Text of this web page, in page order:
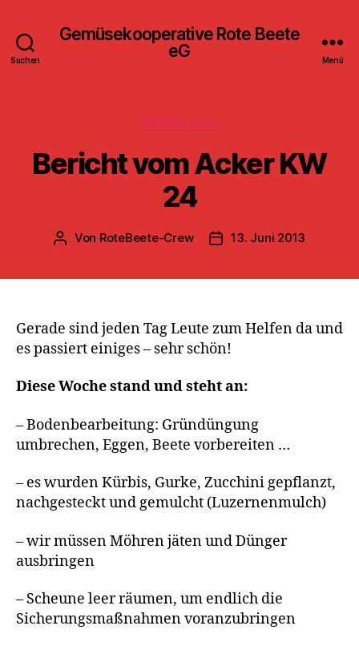
Suchen
Gemüsekooperative Rote Beete
eG
Menü
Kategorien
ÖFFENTLICH
Bericht vom Acker KW
24
Beitragsautor
Von RoteBeete-Crew Veröffentlichungsdatum
13. Juni 2013
Gerade sind jeden Tag Leute zum Helfen da und
es passiert einiges – sehr schön!
Diese Woche stand und steht an:
– Bodenbearbeitung: Gründüngung
umbrechen, Eggen, Beete vorbereiten …
– es wurden Kürbis, Gurke, Zucchini gepflanzt,
nachgesteckt und gemulcht (Luzernenmulch)
– wir müssen Möhren jäten und Dünger
ausbringen
– Scheune leer räumen, um endlich die
Sicherungsmaßnahmen voranzubringen